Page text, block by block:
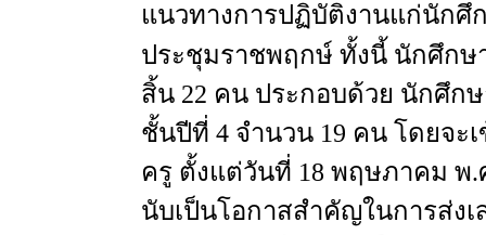
แนวทางการปฏิบัติงานแก่นัก
ประชุมราชพฤกษ์ ทั้งนี้ นักศึกษ
สิ้น 22 คน ประกอบด้วย นักศึก
ชั้นปีที่ 4 จำนวน 19 คน โดยจะ
ครู ตั้งแต่วันที่ 18 พฤษภาคม พ.
นับเป็นโอกาสสำคัญในการส่ง